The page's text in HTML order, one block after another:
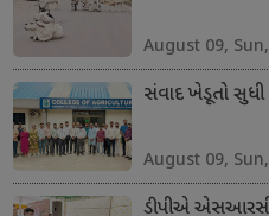
August 09,
સંવાદ ખેડૂતો સુધી
August 09,
ડીપીએ